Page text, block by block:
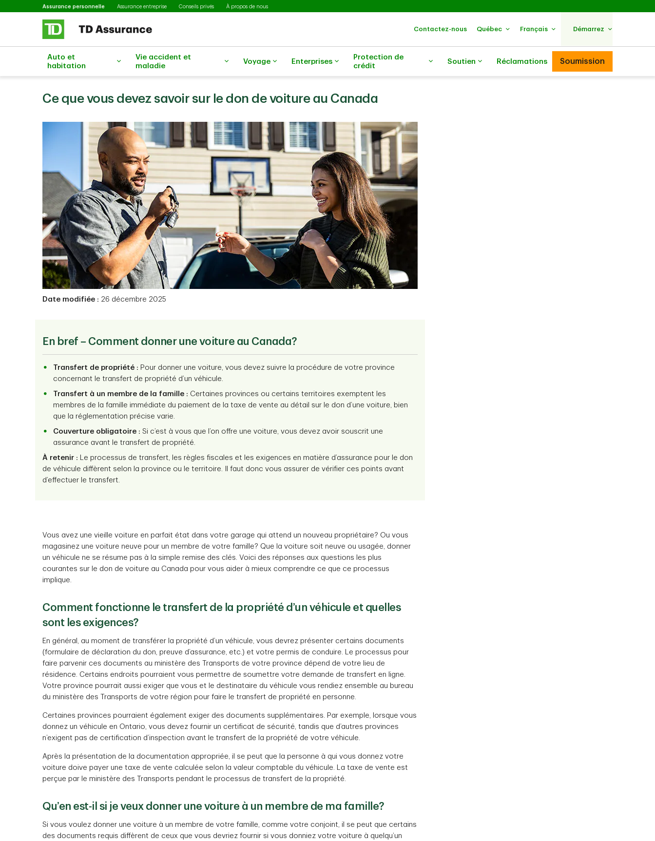
Passer au contenu principal
Assurance personnelle Sélectionné
Assurance entreprise Conseils privés À propos de nous
Contactez-nous Québec Français Démarrez
Auto et
habitation
Vie accident et
maladie
Voyage Enterprises
Protection de
crédit
Soutien Réclamations Soumission
Ce que vous devez savoir sur le don de voiture au Canada
Date modifiée : 26 décembre 2025
En bref – Comment donner une voiture au Canada?
Transfert de propriété : Pour donner une voiture, vous devez suivre la procédure de votre province
concernant le transfert de propriété d’un véhicule.
Transfert à un membre de la famille : Certaines provinces ou certains territoires exemptent les
membres de la famille immédiate du paiement de la taxe de vente au détail sur le don d’une voiture, bien
que la réglementation précise varie.
Couverture obligatoire : Si c’est à vous que l’on offre une voiture, vous devez avoir souscrit une
assurance avant le transfert de propriété.
À retenir : Le processus de transfert, les règles fiscales et les exigences en matière d’assurance pour le don
de véhicule diffèrent selon la province ou le territoire. Il faut donc vous assurer de vérifier ces points avant
d’effectuer le transfert.
Vous avez une vieille voiture en parfait état dans votre garage qui attend un nouveau propriétaire? Ou vous
magasinez une voiture neuve pour un membre de votre famille? Que la voiture soit neuve ou usagée, donner
un véhicule ne se résume pas à la simple remise des clés. Voici des réponses aux questions les plus
courantes sur le don de voiture au Canada pour vous aider à mieux comprendre ce que ce processus
implique.
Comment fonctionne le transfert de la propriété d’un véhicule et quelles
sont les exigences?
En général, au moment de transférer la propriété d’un véhicule, vous devrez présenter certains documents
(formulaire de déclaration du don, preuve d’assurance, etc.) et votre permis de conduire. Le processus pour
faire parvenir ces documents au ministère des Transports de votre province dépend de votre lieu de
résidence. Certains endroits pourraient vous permettre de soumettre votre demande de transfert en ligne.
Votre province pourrait aussi exiger que vous et le destinataire du véhicule vous rendiez ensemble au bureau
du ministère des Transports de votre région pour faire le transfert de propriété en personne.
Certaines provinces pourraient également exiger des documents supplémentaires. Par exemple, lorsque vous
donnez un véhicule en Ontario, vous devez fournir un certificat de sécurité, tandis que d’autres provinces
n’exigent pas de certification d’inspection avant le transfert de la propriété de votre véhicule.
Après la présentation de la documentation appropriée, il se peut que la personne à qui vous donnez votre
voiture doive payer une taxe de vente calculée selon la valeur comptable du véhicule. La taxe de vente est
perçue par le ministère des Transports pendant le processus de transfert de la propriété.
Qu’en est-il si je veux donner une voiture à un membre de ma famille?
Si vous voulez donner une voiture à un membre de votre famille, comme votre conjoint, il se peut que certains
des documents requis diffèrent de ceux que vous devriez fournir si vous donniez votre voiture à quelqu’un